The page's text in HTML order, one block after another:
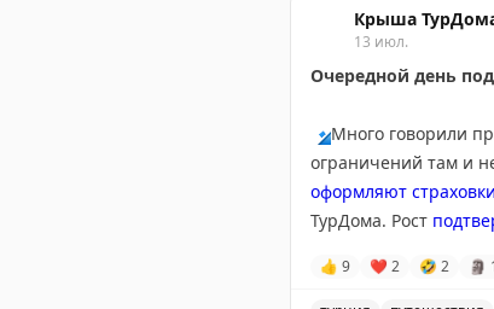
Крыша
13 июл.
Очередной день
🔹Много говорили
ограничений там и
оформляют страховки
ТурДома. Рост
🔹Другая тема,
👍 9 ❤ 2 🤣 2 🗿